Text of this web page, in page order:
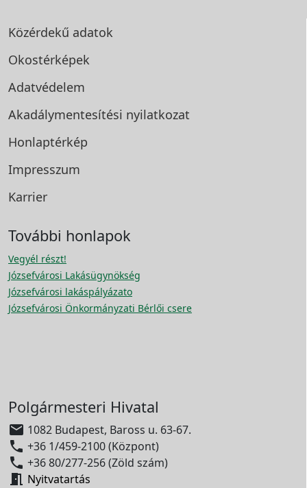
Közérdekű adatok
Okostérképek
Adatvédelem
Akadálymentesítési nyilatkozat
Honlaptérkép
Impresszum
Karrier
További honlapok
Vegyél részt!
Józsefvárosi Lakásügynökség
Józsefvárosi lakáspályázato
Józsefvárosi Önkormányzati Bérlői csere
Polgármesteri Hivatal
 1082 Budapest, Baross u. 63-67.
 +36 1/459-2100 (Központ)
 +36 80/277-256 (Zöld szám)
 Nyitvatartás